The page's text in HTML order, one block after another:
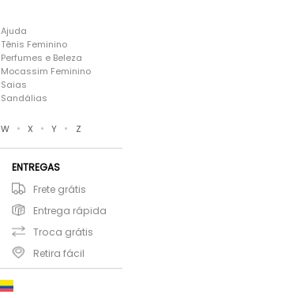
Ajuda
Tênis Feminino
Perfumes e Beleza
Mocassim Feminino
Saias
Sandálias
W • X • Y • Z
ENTREGAS
Frete grátis
Entrega rápida
Troca grátis
Retira fácil